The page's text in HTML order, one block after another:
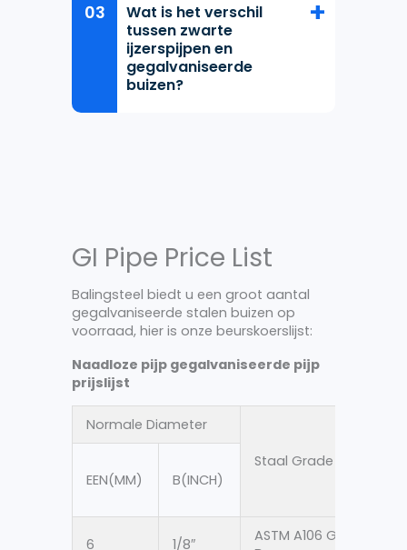
Wat is het verschil
tussen zwarte
ijzerspijpen en
gegalvaniseerde
buizen?
GI Pipe Price List
Balingsteel biedt u een groot aantal
gegalvaniseerde stalen buizen op
voorraad, hier is onze beurskoerslijst:
Naadloze pijp gegalvaniseerde pijp
prijslijst
Normale Diameter
Staal Grade
EEN(MM) B(INCH)
6 1/8″
ASTM A106 Gr.